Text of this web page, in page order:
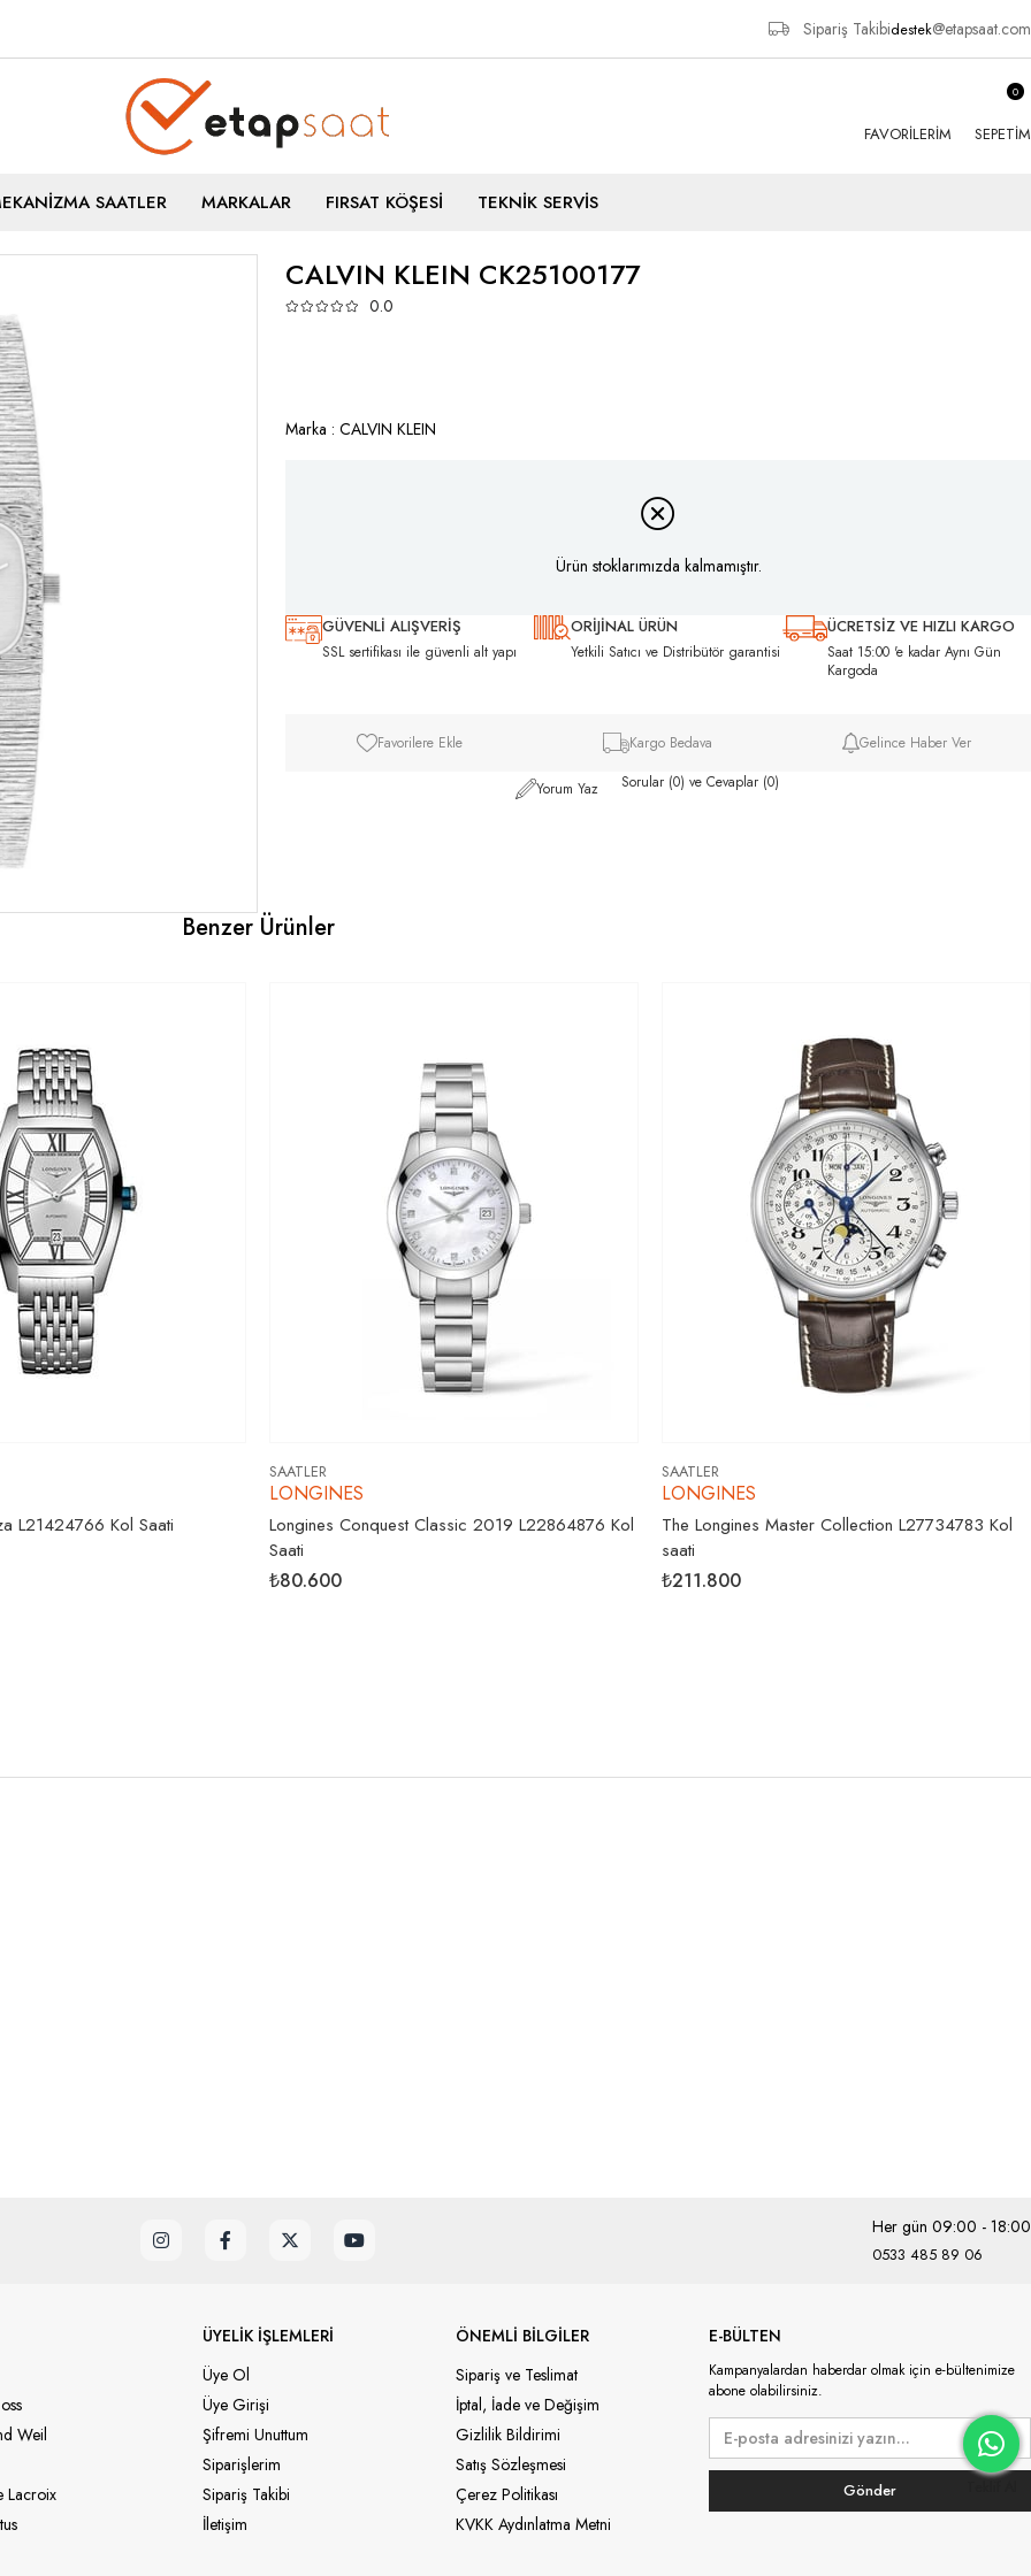
Sipariş Takibidestek@etapsaat.com
SEPETIM
0
FAVORILERIM
SAATLER MARKALAR FIRSAT KÖŞESİ TEKNİK SERVİS
CALVIN KLEIN CK25100177
0.0
Marka : CALVIN KLEIN
Ürün stoklarımızda kalmamıştır.
GÜVENLİ ALIŞVERİŞ
SSL sertifikası ile güvenli alt yapı
ORİJİNAL ÜRÜN
Yetkili Satıcı ve Distribütör garantisi
ÜCRETSİZ VE HIZLI KARGO
Saat 15:00 'e kadar Aynı Gün
Kargoda
Favorilere Ekle Kargo Bedava Gelince Haber Ver
Yorum Yaz Sorular (0) ve Cevaplar (0)
Benzer Ürünler
L21424766 Kol Saati
SAATLER
LONGINES
Longines Conquest Classic 2019 L22864876 Kol
Saati
₺80.600
SAATLER
LONGINES
The Longines Master Collection L27734783 Kol
saati
₺211.800
Her gün 09:00 - 18:00
0533 485 89 06
Weil
Lacroix
ÜYELİK İŞLEMLERİ
Üye Ol
Üye Girişi
Şifremi Unuttum
Siparişlerim
Sipariş Takibi
İletişim
ÖNEMLİ BİLGİLER
Sipariş ve Teslimat
İptal, İade ve Değişim
Gizlilik Bildirimi
Satış Sözleşmesi
Çerez Politikası
KVKK Aydınlatma Metni
E-BÜLTEN
Kampanyalardan haberdar olmak için e-bültenimize
abone olabilirsiniz.
Gönder